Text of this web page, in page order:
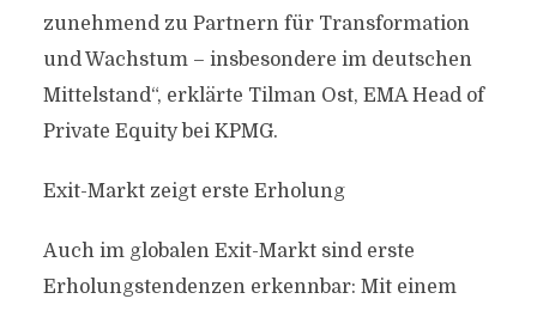
zunehmend zu Partnern für Transformation
und Wachstum – insbesondere im deutschen
Mittelstand“, erklärte Tilman Ost, EMA Head of
Private Equity bei KPMG.
Exit-Markt zeigt erste Erholung
Auch im globalen Exit-Markt sind erste
Erholungstendenzen erkennbar: Mit einem